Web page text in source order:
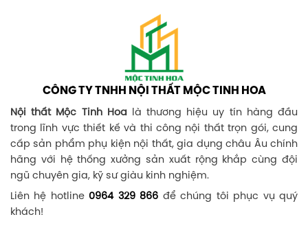
CÔNG TY TNHH NỘI THẤT MỘC TINH HOA
Nội thất Mộc Tinh Hoalà thương hiệu uy tín hàng đầu
trong lĩnh vực thiết kế và thi công nội thất trọn gói, cung
cấp sản phẩm phụ kiện nội thất, gia dụng châu Âu chính
hãng với hệ thống xưởng sản xuất rộng khắp cùng đội
ngũ chuyên gia, kỹ sư giàu kinh nghiệm.
Liên hệ hotline 0964 329 866 để chúng tôi phục vụ quý
khách!